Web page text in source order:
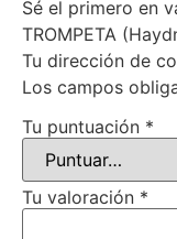
Sé el primero en
TROMPETA
Tu dirección de
Los campos
Tu puntuación *
Tu valoración *